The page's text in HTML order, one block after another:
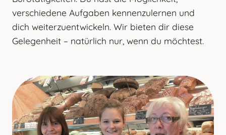
verschiedene Aufgaben kennenzulernen und
dich weiterzuentwickeln. Wir bieten dir diese
Gelegenheit – natürlich nur, wenn du möchtest.